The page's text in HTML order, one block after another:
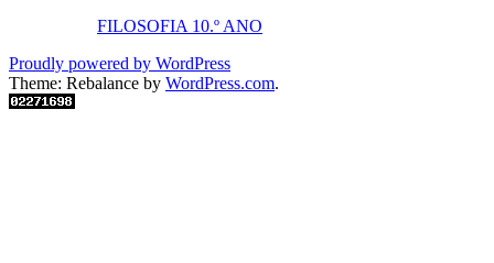
FILOSOFIA 10.º ANO
Proudly powered by WordPress
Theme: Rebalance by WordPress.com.